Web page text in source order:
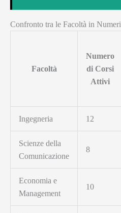
Confronto tra le Facoltà in Numeri
Facoltà
Numero
di Corsi
Attivi
Ingegneria 12
Scienze della
Comunicazione
8
Economia e
Management
10